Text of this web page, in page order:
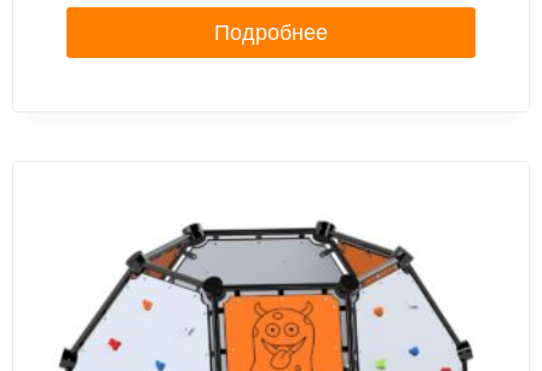
Подробнее